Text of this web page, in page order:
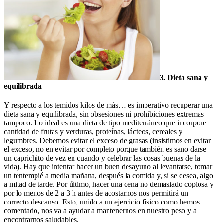
3. Dieta sana y
equilibrada
Y respecto a los temidos kilos de más… es imperativo recuperar una
dieta sana y equilibrada, sin obsesiones ni prohibiciones extremas
tampoco. Lo ideal es una dieta de tipo mediterráneo que incorpore
cantidad de frutas y verduras, proteínas, lácteos, cereales y
legumbres. Debemos evitar el exceso de grasas (insistimos en evitar
el exceso, no en evitar por completo porque también es sano darse
un caprichito de vez en cuando y celebrar las cosas buenas de la
vida). Hay que intentar hacer un buen desayuno al levantarse, tomar
un tentempié a media mañana, después la comida y, si se desea, algo
a mitad de tarde. Por último, hacer una cena no demasiado copiosa y
por lo menos de 2 a 3 h antes de acostarnos nos permitirá un
correcto descanso. Esto, unido a un ejercicio físico como hemos
comentado, nos va a ayudar a mantenernos en nuestro peso y a
encontrarnos saludables.